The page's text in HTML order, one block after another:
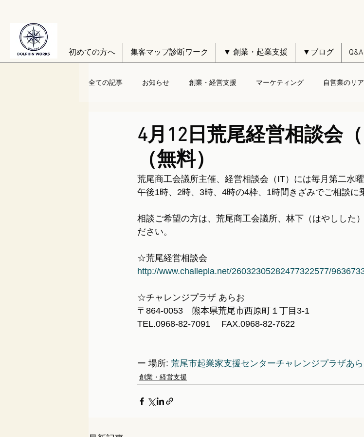
初めての方へ 集客マップ診断ワーク ▼ 創業・起業支援 ▼ブログ Q&A
全ての記事 お知らせ 創業・経営支援 マーケティング 自営業のリ
4月12日荒尾経営相談会
（無料）
荒尾商工会議所主催、経営相談会（IT）には毎月第二水
午後1時、2時、3時、4時の4枠、1時間きざみでご相談に
相談ご希望の方は、荒尾商工会議所、林下（はやしした
ださい。
☆荒尾経営相談会
http://www.challepla.net/26032305282477322577/
☆チャレンジプラザ あらお
〒864-0053　熊本県荒尾市西原町１丁目3-1
TEL.0968-82-7091 　FAX.0968-82-7622
ー 場所: 荒尾市起業家支援センターチャレンジプラザあ
創業・経営支援